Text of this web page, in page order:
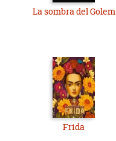
La sombra del Golem
Frida